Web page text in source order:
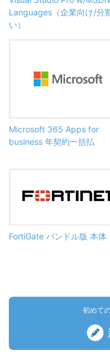
Languages（企業向け/分
い）
Microsoft 365 Apps for
business 年契約一括払
FortiGate バンドル版 本体
初めて